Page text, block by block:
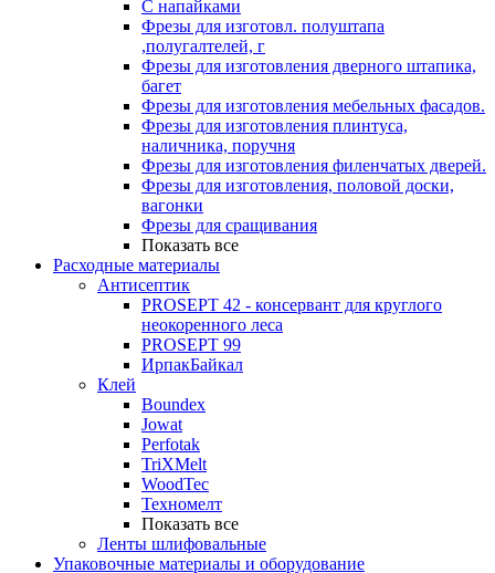
С напайками
Фрезы для изготовл. полуштапа
,полугалтелей, г
Фрезы для изготовления дверного штапика,
багет
Фрезы для изготовления мебельных фасадов.
Фрезы для изготовления плинтуса,
наличника, поручня
Фрезы для изготовления филенчатых дверей.
Фрезы для изготовления, половой доски,
вагонки
Фрезы для сращивания
Показать все
Расходные материалы
Антисептик
PROSEPT 42 - консервант для круглого
неокоренного леса
PROSEPT 99
ИрпакБайкал
Клей
Boundex
Jowat
Perfotak
TriXMelt
WoodTec
Техномелт
Показать все
Ленты шлифовальные
Упаковочные материалы и оборудование